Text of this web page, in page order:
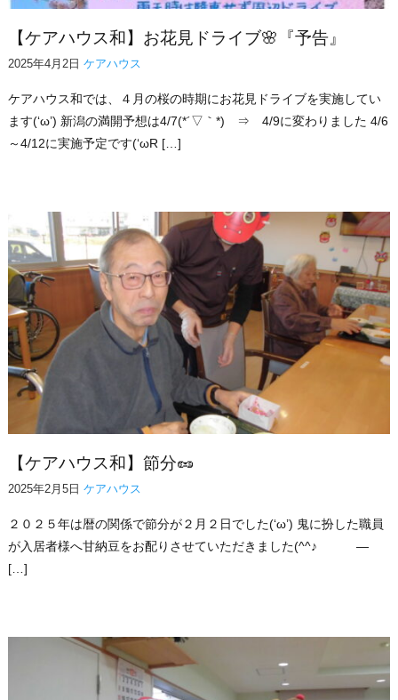
【ケアハウス和】お花見ドライブ🌸『予告』
2025年4月2日 ケアハウス
ケアハウス和では、４月の桜の時期にお花見ドライブを実施してい
ます(‘ω’) 新潟の満開予想は4/7(*´▽｀*) ⇒ 4/9に変わりました 4/6
～4/12に実施予定です(‘ωR […]
【ケアハウス和】節分🥜
2025年2月5日 ケアハウス
２０２５年は暦の関係で節分が２月２日でした(‘ω’) 鬼に扮した職員
が入居者様へ甘納豆をお配りさせていただきました(^^♪ —
[…]